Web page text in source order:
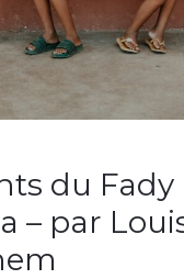
du Fady
– par